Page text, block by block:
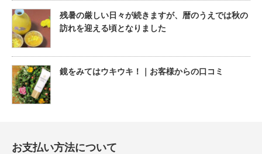
残暑の厳しい日々が続きますが、暦のうえでは秋の
訪れを迎える頃となりました
鏡をみてはウキウキ！｜お客様からの口コミ
お支払い方法について